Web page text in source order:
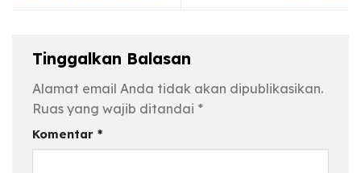
Tinggalkan Balasan
Alamat email Anda tidak akan dipublikasikan.
Ruas yang wajib ditandai *
Komentar *